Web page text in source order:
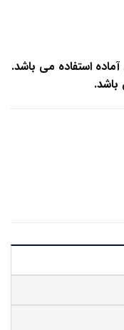
سبز بسته 450 گرمی آماده استفاده می باشد.